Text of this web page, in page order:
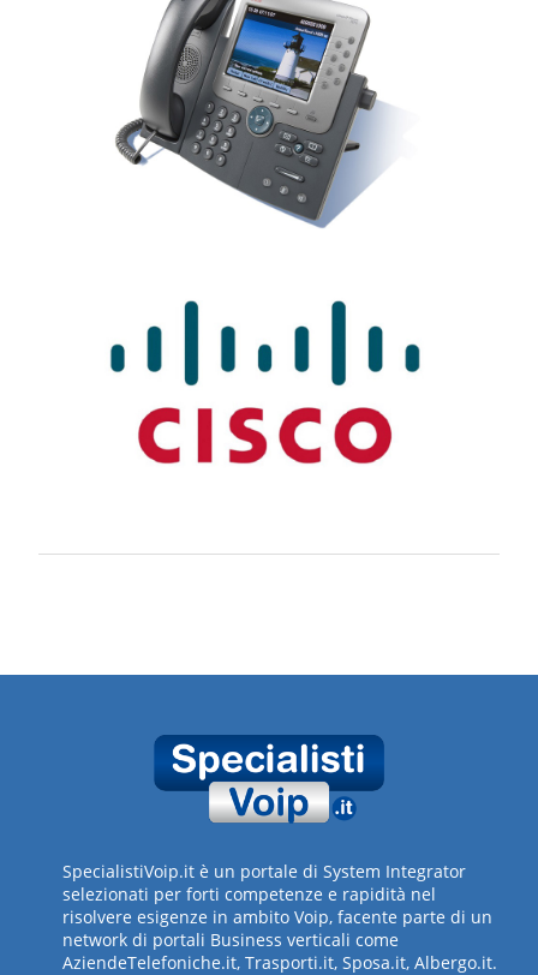
SpecialistiVoip.it è un portale di System Integrator
selezionati per forti competenze e rapidità nel
risolvere esigenze in ambito Voip, facente parte di un
network di portali Business verticali come
AziendeTelefoniche.it, Trasporti.it, Sposa.it, Albergo.it.